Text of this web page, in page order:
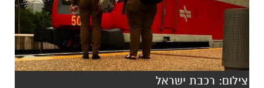
צילום: רכבת ישראל